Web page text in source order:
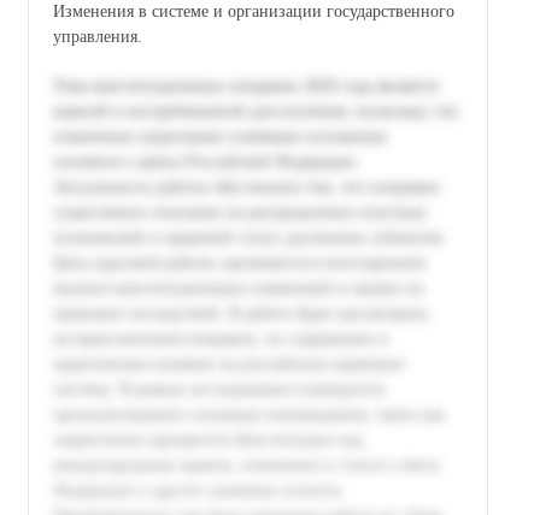
Изменения в системе и организации государственного
управления.